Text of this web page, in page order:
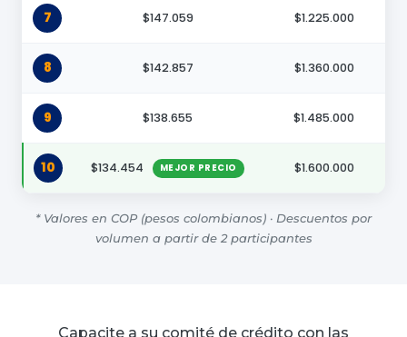
7 $147.059 $1.225.000
8 $142.857 $1.360.000
9 $138.655 $1.485.000
10 $134.454 MEJOR PRECIO $1.600.000
* Valores en COP (pesos colombianos) · Descuentos por
volumen a partir de 2 participantes
Capacite a su comité de crédito con las